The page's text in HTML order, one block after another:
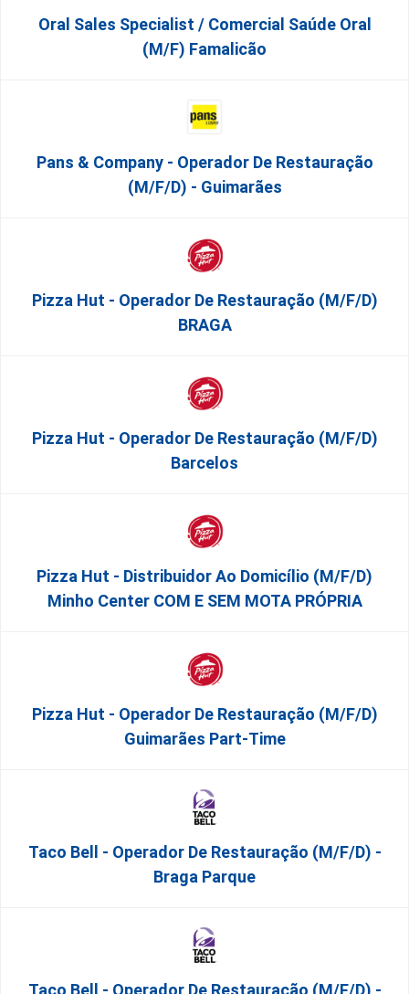
Oral Sales Specialist / Comercial Saúde Oral
(M/F) Famalicão
Pans & Company - Operador De Restauração
(m/f/d) - Guimarães
Pizza Hut - Operador De Restauração (m/f/d)
BRAGA
Pizza Hut - Operador De Restauração (m/f/d)
Barcelos
Pizza Hut - Distribuidor Ao Domicílio (m/f/d)
Minho Center COM E SEM MOTA PRÓPRIA
Pizza Hut - Operador De Restauração (m/f/d)
Guimarães Part-Time
Taco Bell - Operador De Restauração (m/f/d) -
Braga Parque
Taco Bell - Operador De Restauração (m/f/d) -